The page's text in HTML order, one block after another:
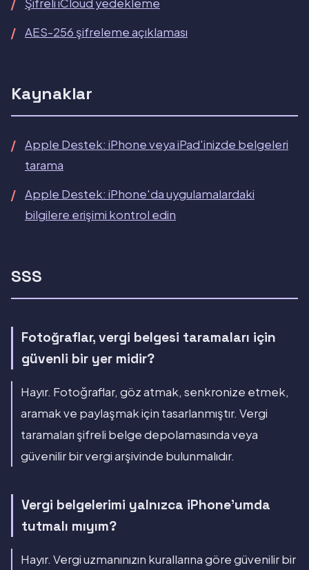
Şifreli iCloud yedekleme
AES-256 şifreleme açıklaması
Kaynaklar
Apple Destek: iPhone veya iPad'inizde belgeleri
tarama
Apple Destek: iPhone'da uygulamalardaki
bilgilere erişimi kontrol edin
SSS
Fotoğraflar, vergi belgesi taramaları için
güvenli bir yer midir?
Hayır. Fotoğraflar, göz atmak, senkronize etmek,
aramak ve paylaşmak için tasarlanmıştır. Vergi
taramaları şifreli belge depolamasında veya
güvenilir bir vergi arşivinde bulunmalıdır.
Vergi belgelerimi yalnızca iPhone'umda
tutmalı mıyım?
Hayır. Vergi uzmanınızın kurallarına göre güvenilir bir